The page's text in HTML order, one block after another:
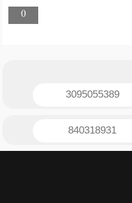
0
3095055389
840318931